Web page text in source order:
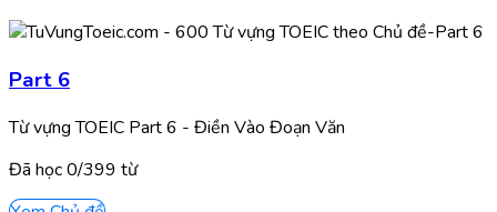
Part 6
Từ vựng TOEIC Part 6 - Điền Vào Đoạn Văn
Đã học0/399 từ